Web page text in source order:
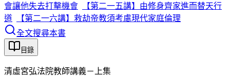
會讓他失去打擊機會
【第二一五講】由修身齊家進而替天行
道
【第二一六講】救劫帝教須考慮現代家庭倫理
全文搜尋本書
目錄
清虛宮弘法院教師講義－上集